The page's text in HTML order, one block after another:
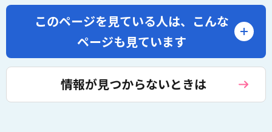
このページを見ている人は、 こんな
ページも見ています
情報が見つからないときは